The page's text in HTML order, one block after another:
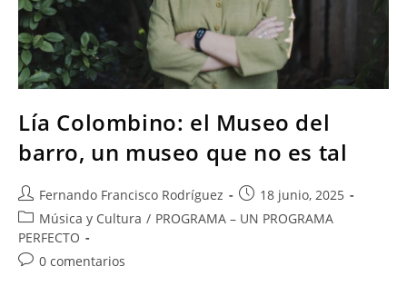
Lía Colombino: el Museo del
barro, un museo que no es tal
Fernando Francisco Rodríguez
18 junio, 2025
Música y Cultura / PROGRAMA – UN PROGRAMA
PERFECTO
0 comentarios